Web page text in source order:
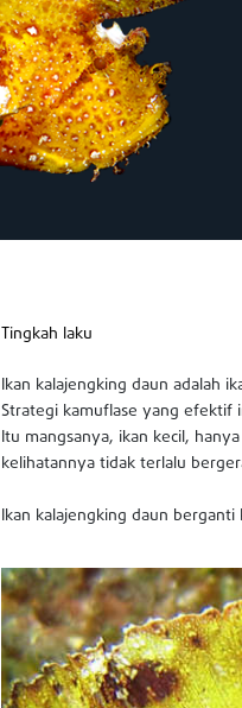
Tingkah laku
Ikan kalajengking daun adalah
Strategi kamuflase yang
Itu mangsanya, ikan kecil,
kelihatannya tidak terlalu
Ikan kalajengking daun